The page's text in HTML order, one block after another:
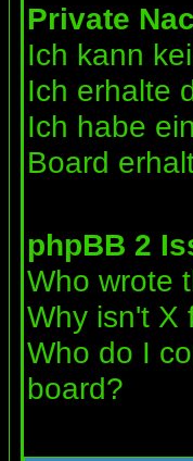
Private
Ich kann
Ich erhalte
Ich habe
Board
phpBB 2
Who wrote
Why isn't X
Who do I
board?